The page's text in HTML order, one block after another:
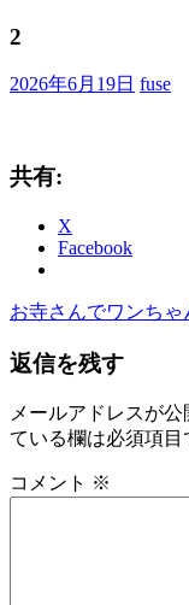
2
2026年6月19日 fuse
共有:
X
Facebook
投
稿
ビ
ゲ
前
記
お寺さんでワンちゃ
返信を残す
メールアドレスが公
ている欄は必須項目
コメント ※